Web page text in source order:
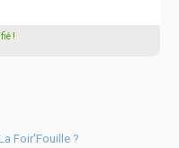
!
Foir'Fouille ?